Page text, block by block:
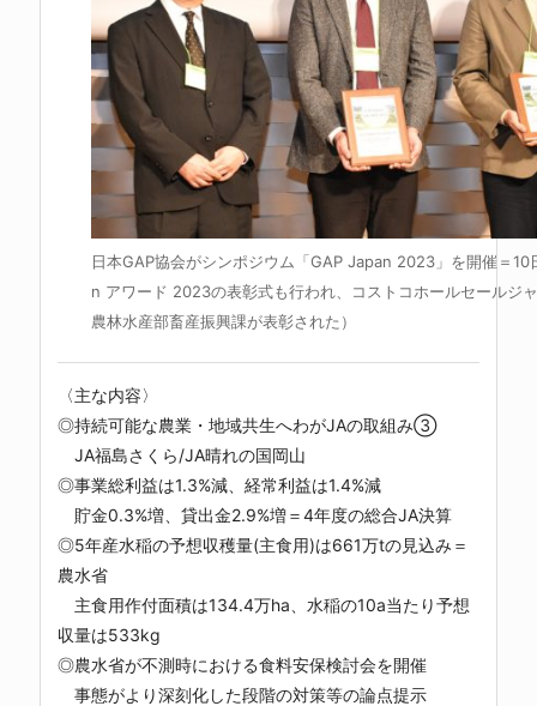
日本GAP協会がシンポジウム「GAP Japan 2023」を開催＝10
n アワード 2023の表彰式も行われ、コストコホールセールジ
農林水産部畜産振興課が表彰された）
〈主な内容〉
◎持続可能な農業・地域共生へわがJAの取組み③
JA福島さくら/JA晴れの国岡山
◎事業総利益は1.3%減、経常利益は1.4%減
貯金0.3%増、貸出金2.9%増＝4年度の総合JA決算
◎5年産水稲の予想収穫量(主食用)は661万tの見込み＝
農水省
主食用作付面積は134.4万ha、水稲の10a当たり予想
収量は533kg
◎農水省が不測時における食料安保検討会を開催
事態がより深刻化した段階の対策等の論点提示